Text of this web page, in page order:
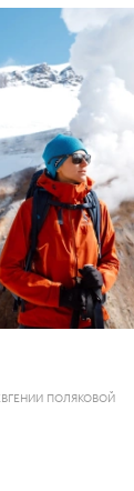
ПОЛЯКОВОЙ